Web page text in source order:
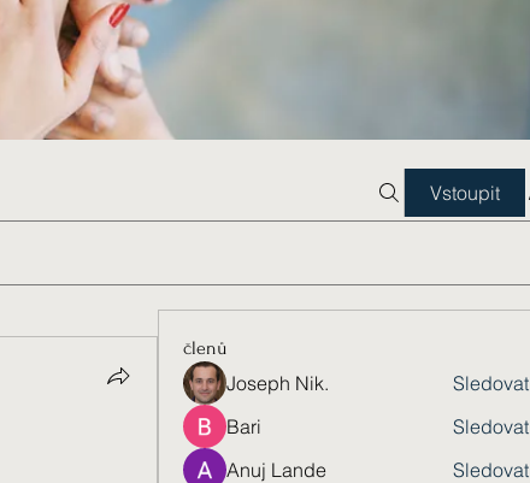
Vstoupit
členů
Joseph Nik.
Sledovat
Bari
Sledovat
Anuj Lande
Sledovat